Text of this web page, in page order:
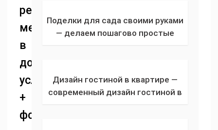
реставрации
мебели
в
домашних
условиях
+
фото
Поделки для сада своими руками
— делаем пошагово простые
Дизайн гостиной в квартире —
современный дизайн гостиной в